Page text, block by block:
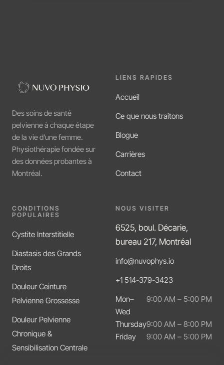
Des soins de santé
pelvienne à chaque étape
de la vie d’une femme.
Physiothérapie fondée sur
des données probantes à
Montréal.
LIENS RAPIDES
Accueil
Ce que nous traitons
Blogue
Carrières
Contact
CONDITIONS
POPULAIRES
Cystite Interstitielle
Diastasis des Grands
Droits
Douleur Ceinture
Pelvienne Grossesse
Douleur Pelvienne
Chronique &
Sensibilisation Centrale
NOUS VISITER
6525, boul. Décarie,
bureau 217, Montréal
info@nuvophys.io
+1 514-379-3423
Mon–
Wed
9:00 AM – 5:00 PM
Thursday9:00 AM – 8:00 PM
Friday
9:00 AM – 5:00 PM